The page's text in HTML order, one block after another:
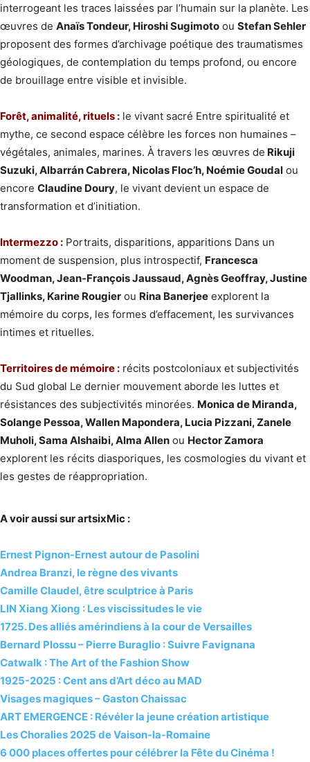
interrogeant les traces laissées par l’humain sur la planète. Les
œuvres de Anaïs Tondeur, Hiroshi Sugimoto ou Stefan Sehler
proposent des formes d’archivage poétique des traumatismes
géologiques, de contemplation du temps profond, ou encore
de brouillage entre visible et invisible.
Forêt, animalité, rituels : le vivant sacré Entre spiritualité et
mythe, ce second espace célèbre les forces non humaines –
végétales, animales, marines. À travers les œuvres de Rikuji
Suzuki, Albarrán Cabrera, Nicolas Floc’h, Noémie Goudal ou
encore Claudine Doury, le vivant devient un espace de
transformation et d’initiation.
Intermezzo : Portraits, disparitions, apparitions Dans un
moment de suspension, plus introspectif, Francesca
Woodman, Jean-François Jaussaud, Agnès Geoffray, Justine
Tjallinks, Karine Rougier ou Rina Banerjee explorent la
mémoire du corps, les formes d’effacement, les survivances
intimes et rituelles.
Territoires de mémoire : récits postcoloniaux et subjectivités
du Sud global Le dernier mouvement aborde les luttes et
résistances des subjectivités minorées. Monica de Miranda,
Solange Pessoa, Wallen Mapondera, Lucia Pizzani, Zanele
Muholi, Sama Alshaibi, Alma Allen ou Hector Zamora
explorent les récits diasporiques, les cosmologies du vivant et
les gestes de réappropriation.
A voir aussi sur artsixMic :
Ernest Pignon-Ernest autour de Pasolini
Andrea Branzi, le règne des vivants
Camille Claudel, être sculptrice à Paris
LIN Xiang Xiong : Les viscissitudes le vie
1725. Des alliés amérindiens à la cour de Versailles
Bernard Plossu – Pierre Buraglio : Suivre Favignana
Catwalk : The Art of the Fashion Show
1925-2025 : Cent ans d’Art déco au MAD
Visages magiques – Gaston Chaissac
ART EMERGENCE : Révéler la jeune création artistique
Les Choralies 2025 de Vaison-la-Romaine
6 000 places offertes pour célébrer la Fête du Cinéma !